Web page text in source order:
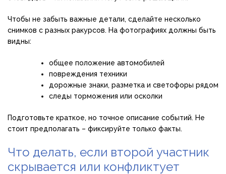
Чтобы не забыть важные детали, сделайте несколько
снимков с разных ракурсов. На фотографиях должны быть
видны:
общее положение автомобилей
повреждения техники
дорожные знаки, разметка и светофоры рядом
следы торможения или осколки
Подготовьте краткое, но точное описание событий. Не
стоит предполагать – фиксируйте только факты.
Что делать, если второй участник
скрывается или конфликтует